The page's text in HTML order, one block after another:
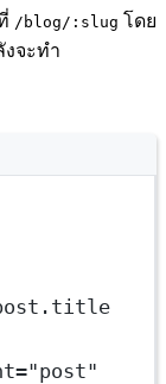
/blog/:slug โดย
งจะทำ
="post"